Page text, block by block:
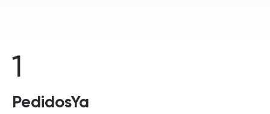
1
PedidosYa